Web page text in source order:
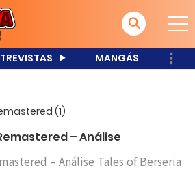
MANGÁS
– Análise
– Análise Tales of Berseria